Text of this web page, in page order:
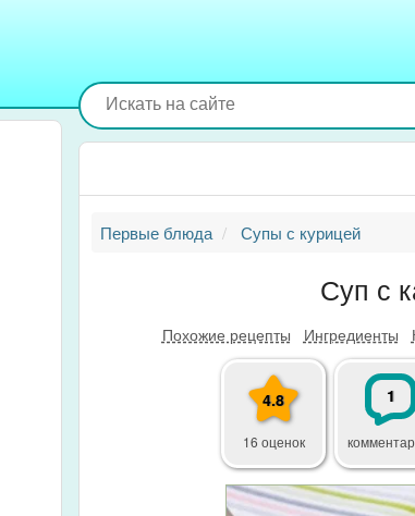
Первые блюда Супы с курицей
Суп с
Похожие рецепты Ингредиенты
4.8
16 оценок
1